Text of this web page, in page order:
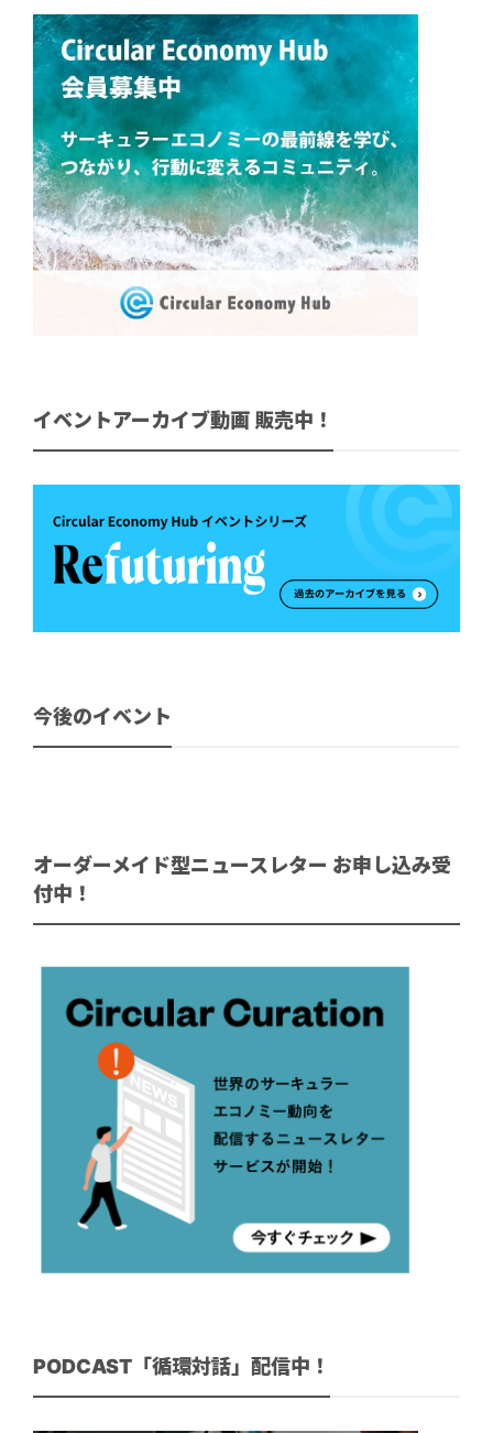
イベントアーカイブ動画 販売中！
今後のイベント
オーダーメイド型ニュースレター お申し込み受
付中！
PODCAST「循環対話」配信中！